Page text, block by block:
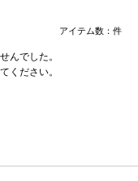
アイテム数： 件
んでした。
ください。